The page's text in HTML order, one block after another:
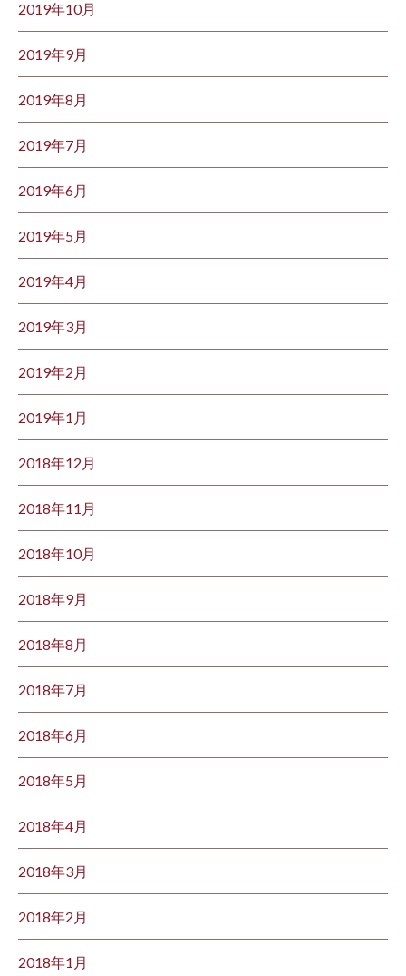
2019年10月
2019年9月
2019年8月
2019年7月
2019年6月
2019年5月
2019年4月
2019年3月
2019年2月
2019年1月
2018年12月
2018年11月
2018年10月
2018年9月
2018年8月
2018年7月
2018年6月
2018年5月
2018年4月
2018年3月
2018年2月
2018年1月